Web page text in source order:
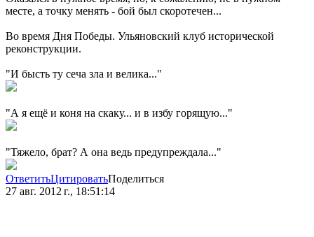
месте, а точку менять - бой был скоротечен...
Во время Дня Победы. Ульяновский клуб исторической
реконструкции.
"И бысть ту сеча зла и велика..."
"А я ещё и коня на скаку... и в избу горящую..."
"Тяжело, брат? А она ведь предупреждала..."
ОтветитьЦитироватьПоделиться
27 авг. 2012 г., 18:51:14